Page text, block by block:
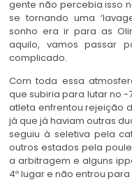
gente não percebia isso
se tornando uma
sonho era ir para as
aquilo, vamos passar
complicado.
Com toda essa
que subiria para lutar no -
atleta enfrentou rejeição
já que já haviam outras
seguiu à seletiva pela
outros estados pela
a arbitragem e alguns
4º lugar e não entrou